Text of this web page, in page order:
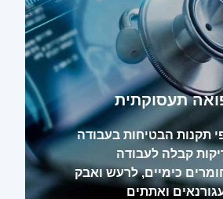
תעסוקתית
תקנות הבטיחות בעבודה
קבלה לעבודה
כימיים, לרעש ואבק
ואתתים